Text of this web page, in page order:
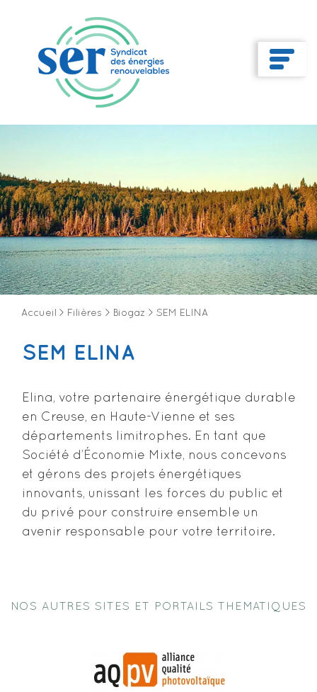
Accueil > Filières > Biogaz > SEM ELINA
SEM ELINA
Elina, votre partenaire énergétique durable
en Creuse, en Haute-Vienne et ses
départements limitrophes. En tant que
Société d’Économie Mixte, nous concevons
et gérons des projets énergétiques
innovants, unissant les forces du public et
du privé pour construire ensemble un
avenir responsable pour votre territoire.
NOS AUTRES SITES ET PORTAILS THEMATIQUES